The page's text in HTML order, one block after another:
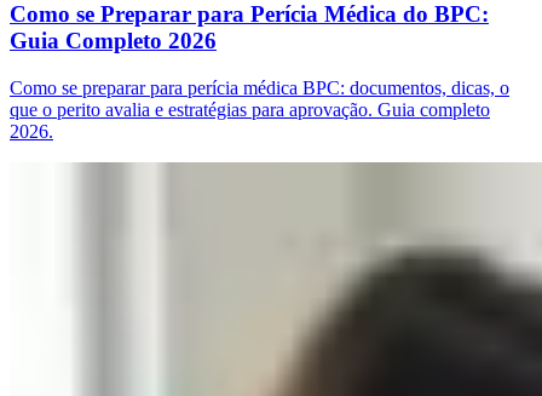
Como se Preparar para Perícia Médica do BPC:
Guia Completo 2026
Como se preparar para perícia médica BPC: documentos, dicas, o
que o perito avalia e estratégias para aprovação. Guia completo
2026.